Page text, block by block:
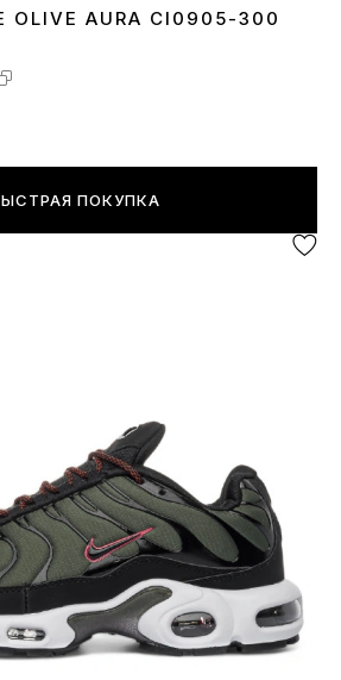
OLIVE AURA CI0905-300
ПОКУПКА